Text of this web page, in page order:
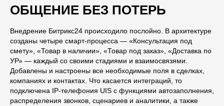
ОБЩЕНИЕ БЕЗ ПОТЕРЬ
Внедрение Битрикс24 происходило послойно. В архитектуре
созданы четыре смарт-процесса — «Консультация под
смету», «Товар в наличии», «Товар под заказ», «Доставка по
УР» — каждый со своими стадиями и взаимосвязями.
Добавлены и настроены все необходимые поля в сделках,
компаниях и контактах. Что касается интеграций, то
подключена IP‑телефония UIS с функциями автозаполнения,
распределения звонков, сценариев и аналитики, а также